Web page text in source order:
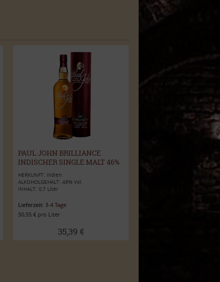
PAUL JOHN BRILLIANCE
INDISCHER SINGLE MALT 46%
VOL. 0,7L
HERKUNFT: Indien
ALKOHOLGEHALT: 46% Vol.
INHALT: 0,7 Liter
Lieferzeit: 3-4 Tage
50,55 € pro Liter
35,39 €